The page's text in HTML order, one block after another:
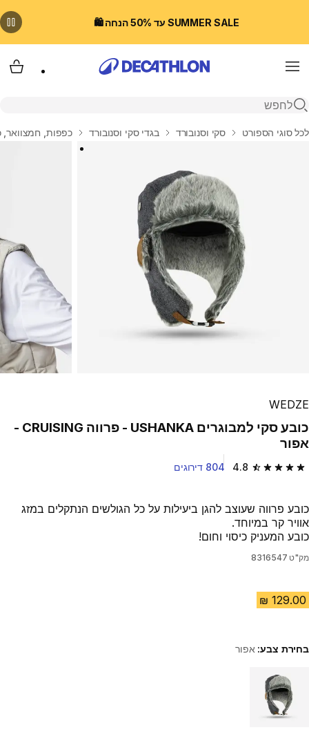
SUMMER SALE עד 50% הנחה 🛍️
Menu
פתיחת חיפוש
בית
לכל סוגי הספורט סקי וסנובורד בגדי סקי וסנובורד כפפות, חמצוואר,
WEDZE
כובע סקי למבוגרים USHANKA - פרווה CRUISING -
אפור
4.8 4.8 out of 5 stars from 804 reviews 804 דירוגים
כובע פרווה שעוצב להגן ביעילות על כל הגולשים הנתקלים במזג
אוויר קר במיוחד.
כובע המעניק כיסוי וחום!
מק"ט 8316547
בחירת צבע: אפור
Choose a variant